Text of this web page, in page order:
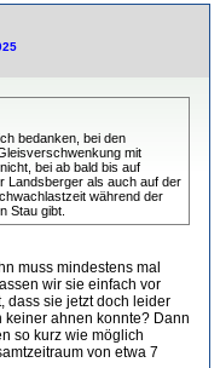
bedanken, bei den
mit
bei ab bald bis auf
Landsberger als auch auf der
während der
Stau gibt.
muss mindestens mal
wir sie einfach vor
dass sie jetzt doch leider
keiner ahnen konnte? Dann
so kurz wie möglich
von etwa 7